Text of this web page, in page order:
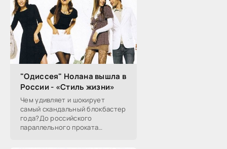
"Одиссея" Нолана вышла в
России - «Стиль жизни»
Чем удивляет и шокирует
самый скандальный блокбастер
года?До российского
параллельного проката